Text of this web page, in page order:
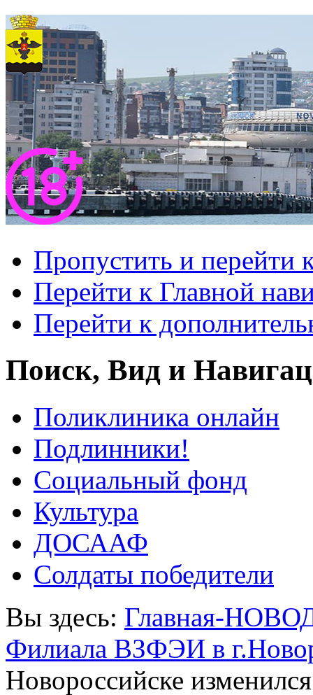
Пропустить и перейти
Перейти к Главной
Перейти к
Поиск, Вид и
Поликлиника онлайн
Подлинники!
Социальный фонд
Культура
ДОСААФ
Солдаты победители
Вы здесь: Главная-
Филиала ВЗФЭИ в
Новороссийске